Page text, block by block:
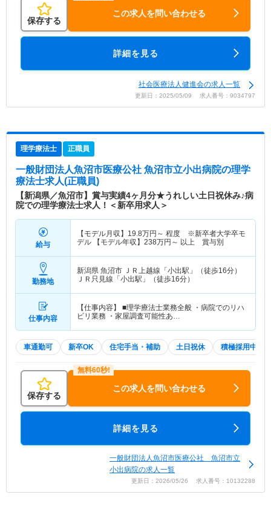
保存する
この求人を問い合わせる
詳細を見る
社会医療法人健進会の求人一覧
更新日：2025/05/09 求人番号：9034797
理学療法士 正職員
一般財団法人魚沼市医療公社 魚沼市立小出病院の理学
療法士求人(正職員)
【新潟県／魚沼市】賞与実績4ヶ月分★うれしい土日祝休み♪病
院での理学療法士求人！＜新卒用求人＞
給与
【モデル月収】 19.8万円～ 程度 ※新卒者大学卒モ
デル 【モデル年収】 238万円～ 以上 賞与別
勤務地
新潟県 魚沼市 ＪＲ上越線「小出駅」（徒歩16分）
ＪＲ只見線「小出駅」（徒歩16分）
仕事内容
【仕事内容】 ■理学療法士業務全般 ・病院でのリハ
ビリ業務 ・家屋調査可能性あ…
車通勤可 新卒OK 住宅手当・補助 土日祝休 積極採用中
保存する
この求人を問い合わせる
詳細を見る
一般財団法人魚沼市医療公社 魚沼市立
小出病院の求人一覧
更新日：2026/05/26 求人番号：10132288